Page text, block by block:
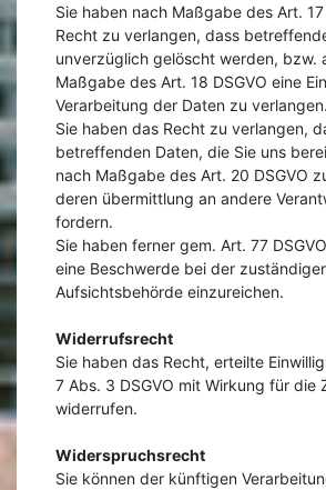
Sie haben nach Maßgabe des Art. 17
Recht zu verlangen, dass
unverzüglich gelöscht werden, bzw.
Maßgabe des Art. 18 DSGVO eine
Verarbeitung der Daten zu verlangen.
Sie haben das Recht zu verlangen,
betreffenden Daten, die Sie uns
nach Maßgabe des Art. 20 DSGVO
deren übermittlung an andere
fordern.
Sie haben ferner gem. Art. 77
eine Beschwerde bei der
Aufsichtsbehörde einzureichen.
Widerrufsrecht
Sie haben das Recht, erteilte
7 Abs. 3 DSGVO mit Wirkung für die
widerrufen.
Widerspruchsrecht
Sie können der künftigen